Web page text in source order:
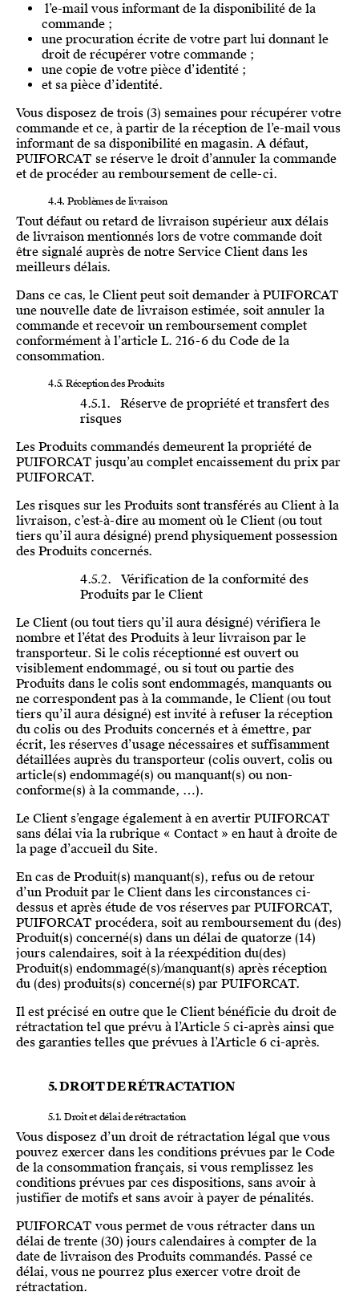
l’e-mail vous informant de la disponibilité de la
commande ;
une procuration écrite de votre part lui donnant le
droit de récupérer votre commande ;
une copie de votre pièce d’identité ;
et sa pièce d’identité.
Vous disposez de trois (3) semaines pour récupérer votre
commande et ce, à partir de la réception de l’e-mail vous
informant de sa disponibilité en magasin. A défaut,
PUIFORCAT se réserve le droit d’annuler la commande
et de procéder au remboursement de celle-ci.
4.4. Problèmes de livraison
Tout défaut ou retard de livraison supérieur aux délais
de livraison mentionnés lors de votre commande doit
être signalé auprès de notre Service Client dans les
meilleurs délais.
Dans ce cas, le Client peut soit demander à PUIFORCAT
une nouvelle date de livraison estimée, soit annuler la
commande et recevoir un remboursement complet
conformément à l’article L. 216-6 du Code de la
consommation.
4.5. Réception des Produits
4.5.1. Réserve de propriété et transfert des
risques
Les Produits commandés demeurent la propriété de
PUIFORCAT jusqu’au complet encaissement du prix par
PUIFORCAT.
Les risques sur les Produits sont transférés au Client à la
livraison, c’est-à-dire au moment où le Client (ou tout
tiers qu’il aura désigné) prend physiquement possession
des Produits concernés.
4.5.2. Vérification de la conformité des
Produits par le Client
Le Client (ou tout tiers qu’il aura désigné) vérifiera le
nombre et l’état des Produits à leur livraison par le
transporteur. Si le colis réceptionné est ouvert ou
visiblement endommagé, ou si tout ou partie des
Produits dans le colis sont endommagés, manquants ou
ne correspondent pas à la commande, le Client (ou tout
tiers qu’il aura désigné) est invité à refuser la réception
du colis ou des Produits concernés et à émettre, par
écrit, les réserves d’usage nécessaires et suffisamment
détaillées auprès du transporteur (colis ouvert, colis ou
article(s) endommagé(s) ou manquant(s) ou non-
conforme(s) à la commande, …).
Le Client s’engage également à en avertir PUIFORCAT
sans délai via la rubrique « Contact » en haut à droite de
la page d’accueil du Site.
En cas de Produit(s) manquant(s), refus ou de retour
d’un Produit par le Client dans les circonstances ci-
dessus et après étude de vos réserves par PUIFORCAT,
PUIFORCAT procédera, soit au remboursement du (des)
Produit(s) concerné(s) dans un délai de quatorze (14)
jours calendaires, soit à la réexpédition du(des)
Produit(s) endommagé(s)/manquant(s) après réception
du (des) produits(s) concerné(s) par PUIFORCAT.
Il est précisé en outre que le Client bénéficie du droit de
rétractation tel que prévu à l’Article 5 ci-après ainsi que
des garanties telles que prévues à l’Article 6 ci-après.
5. DROIT DE RÉTRACTATION
5.1. Droit et délai de rétractation
Vous disposez d’un droit de rétractation légal que vous
pouvez exercer dans les conditions prévues par le Code
de la consommation français, si vous remplissez les
conditions prévues par ces dispositions, sans avoir à
justifier de motifs et sans avoir à payer de pénalités.
PUIFORCAT vous permet de vous rétracter dans un
délai de trente (30) jours calendaires à compter de la
date de livraison des Produits commandés. Passé ce
délai, vous ne pourrez plus exercer votre droit de
rétractation.